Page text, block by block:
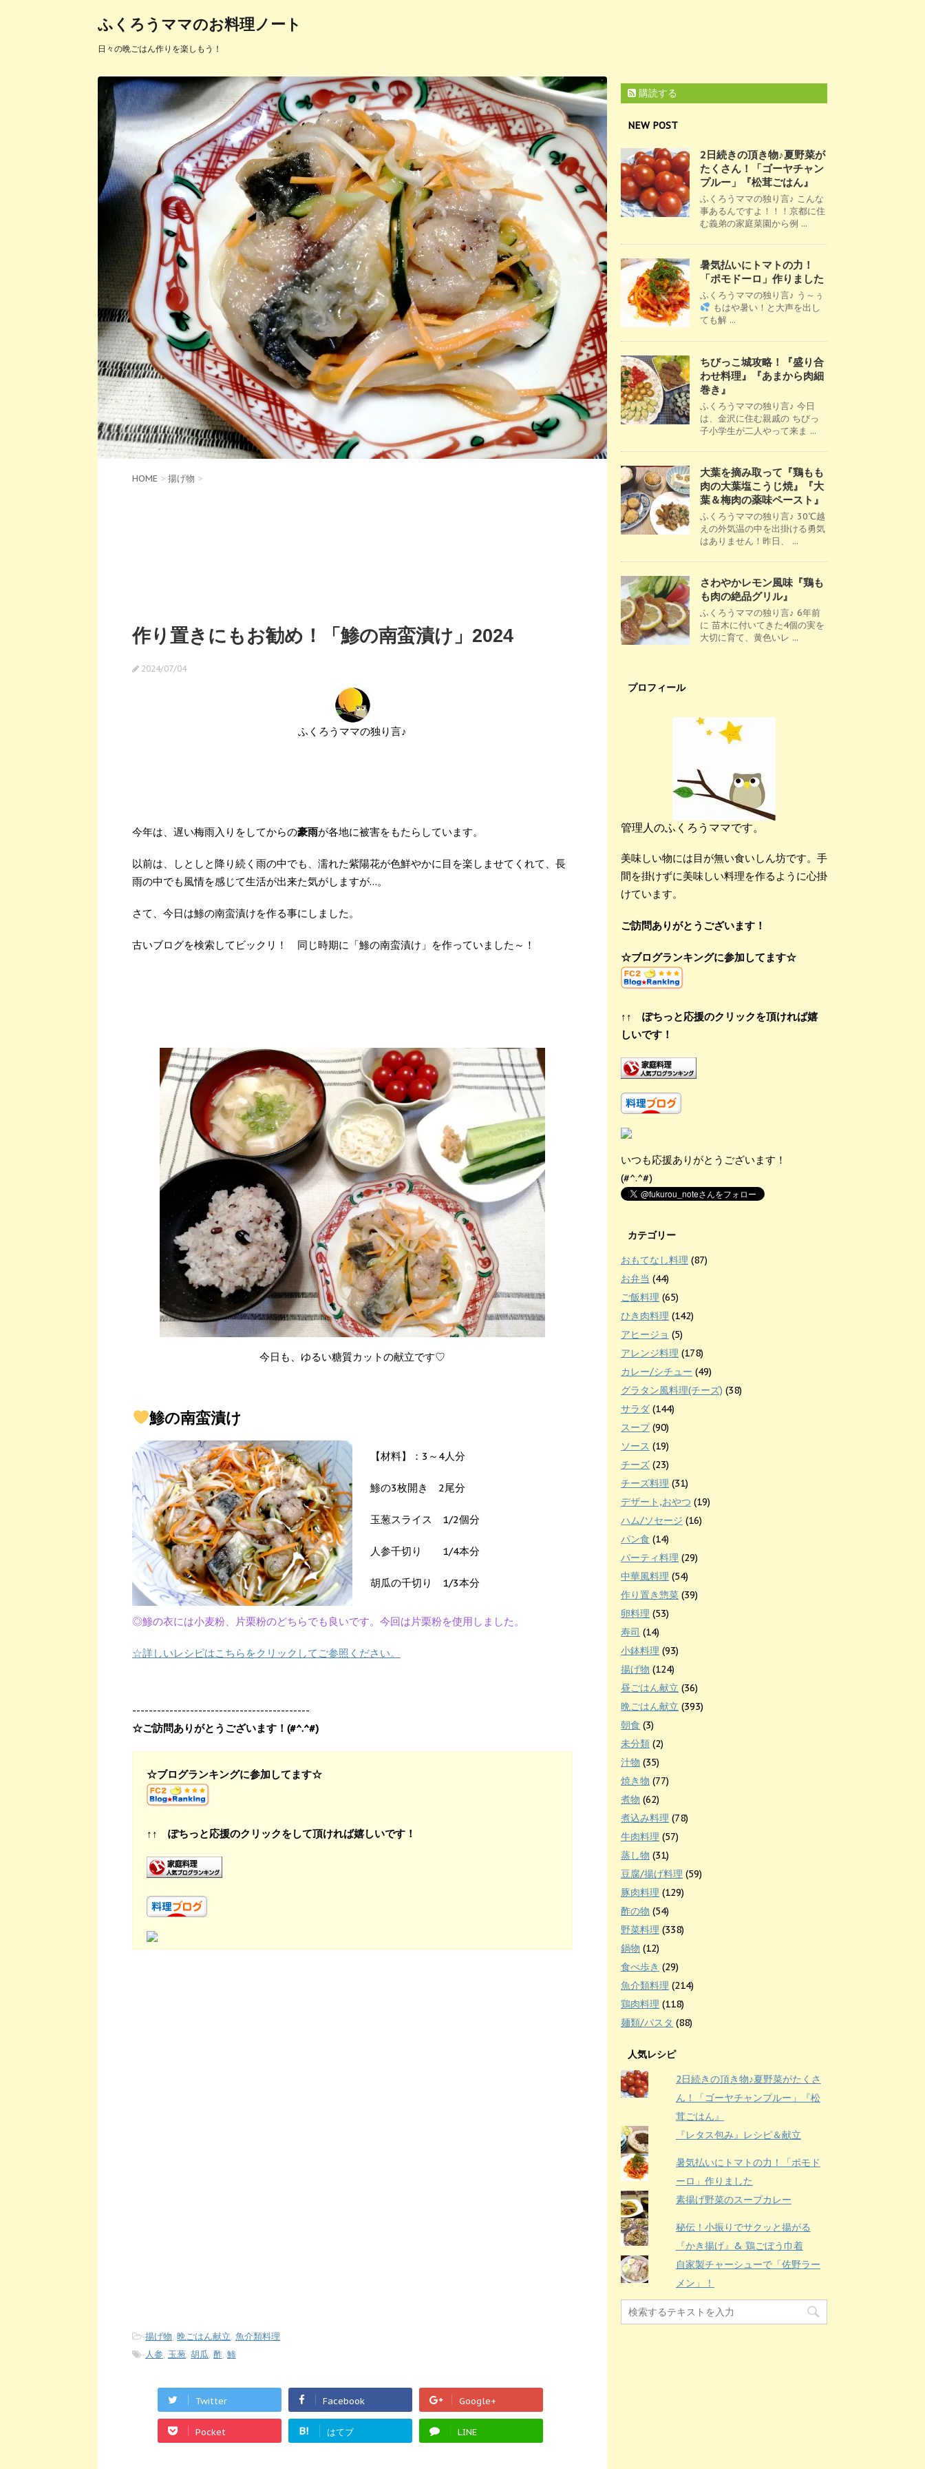
ふくろうママのお料理ノート
日々の晩ごはん作りを楽しもう！
HOME > 揚げ物 >
作り置きにもお勧め！「鯵の南蛮漬け」2024
2024/07/04
ふくろうママの独り言♪
今年は、遅い梅雨入りをしてからの豪雨が各地に被害をもたらしています。
以前は、しとしと降り続く雨の中でも、濡れた紫陽花が色鮮やかに目を楽しませてくれて、長
雨の中でも風情を感じて生活が出来た気がしますが…。
さて、今日は鯵の南蛮漬けを作る事にしました。
古いブログを検索してビックリ！ 同じ時期に「鯵の南蛮漬け」を作っていました～！
今日も、ゆるい糖質カットの献立です♡
鯵の南蛮漬け
【材料】：3～4人分
鯵の3枚開き 2尾分
玉葱スライス 1/2個分
人参千切り 1/4本分
胡瓜の千切り 1/3本分
◎鯵の衣には小麦粉、片栗粉のどちらでも良いです。今回は片栗粉を使用しました。
☆詳しいレシピはこちらをクリックしてご参照ください。
-------------------------------------------
☆ご訪問ありがとうございます！(#^.^#)
☆ブログランキングに参加してます☆
↑↑ ぽちっと応援のクリックをして頂ければ嬉しいです！
-揚げ物, 晩ごはん献立, 魚介類料理
-人参, 玉葱, 胡瓜, 酢, 鯵
Twitter Facebook Google+
Warning: Undefined
array key "Google+" in
Pocket B! はてブ LINE
購読する
NEW POST
2日続きの頂き物♪夏野菜が
たくさん！「ゴーヤチャン
プルー」『松茸ごはん』
ふくろうママの独り言♪ こんな
事あるんですよ！！！京都に住
む義弟の家庭菜園から例 ...
暑気払いにトマトの力！
「ポモドーロ」作りました
ふくろうママの独り言♪ う～ぅ
もはや暑い！と大声を出し
ても解 ...
ちびっこ城攻略！『盛り合
わせ料理』『あまから肉細
巻き』
ふくろうママの独り言♪ 今日
は、金沢に住む親戚の ちびっ
子小学生が二人やって来ま ...
大葉を摘み取って『鶏もも
肉の大葉塩こうじ焼』『大
葉＆梅肉の薬味ペースト』
ふくろうママの独り言♪ 30℃越
えの外気温の中を出掛ける勇気
はありません！昨日、 ...
さわやかレモン風味『鶏も
も肉の絶品グリル』
ふくろうママの独り言♪ 6年前
に 苗木に付いてきた4個の実を
大切に育て、黄色いレ ...
プロフィール
管理人のふくろうママです。
美味しい物には目が無い食いしん坊です。手
間を掛けずに美味しい料理を作るように心掛
けています。
ご訪問ありがとうございます！
☆ブログランキングに参加してます☆
↑↑ ぽちっと応援のクリックを頂ければ嬉
しいです！
いつも応援ありがとうございます！
(#^.^#)
カテゴリー
おもてなし料理 (87)
お弁当 (44)
ご飯料理 (65)
ひき肉料理 (142)
アヒージョ (5)
アレンジ料理 (178)
カレー/シチュー (49)
グラタン風料理(チーズ) (38)
サラダ (144)
スープ(90)
ソース (19)
チーズ (23)
チーズ料理 (31)
デザート,おやつ (19)
ハム/ソセージ (16)
パン食 (14)
パーティ料理 (29)
中華風料理 (54)
作り置き惣菜 (39)
卵料理 (53)
寿司 (14)
小鉢料理 (93)
揚げ物 (124)
昼ごはん献立 (36)
晩ごはん献立 (393)
朝食 (3)
未分類 (2)
汁物 (35)
焼き物 (77)
煮物 (62)
煮込み料理 (78)
牛肉料理 (57)
蒸し物 (31)
豆腐/揚げ料理 (59)
豚肉料理 (129)
酢の物 (54)
野菜料理 (338)
鍋物 (12)
食べ歩き (29)
魚介類料理 (214)
鶏肉料理 (118)
麺類/パスタ (88)
人気レシピ
2日続きの頂き物♪夏野菜がたくさ
ん！「ゴーヤチャンプルー」『松
茸ごはん』
『レタス包み』レシピ＆献立
暑気払いにトマトの力！「ポモド
ーロ」作りました
素揚げ野菜のスープカレー
秘伝！小振りでサクッと揚がる
『かき揚げ』& 鶏ごぼう巾着
自家製チャーシューで「佐野ラー
メン」！